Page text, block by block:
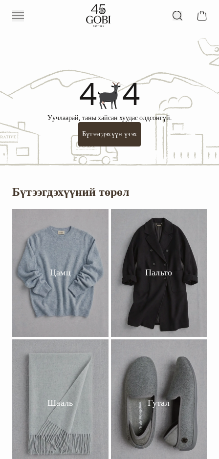
4 4
Уучлаарай, таны хайсан хуудас олдсонгүй.
Бүтээгдэхүүн үзэх
Бүтээгдэхүүний төрөл
Цамц Пальто
Шааль Гутал